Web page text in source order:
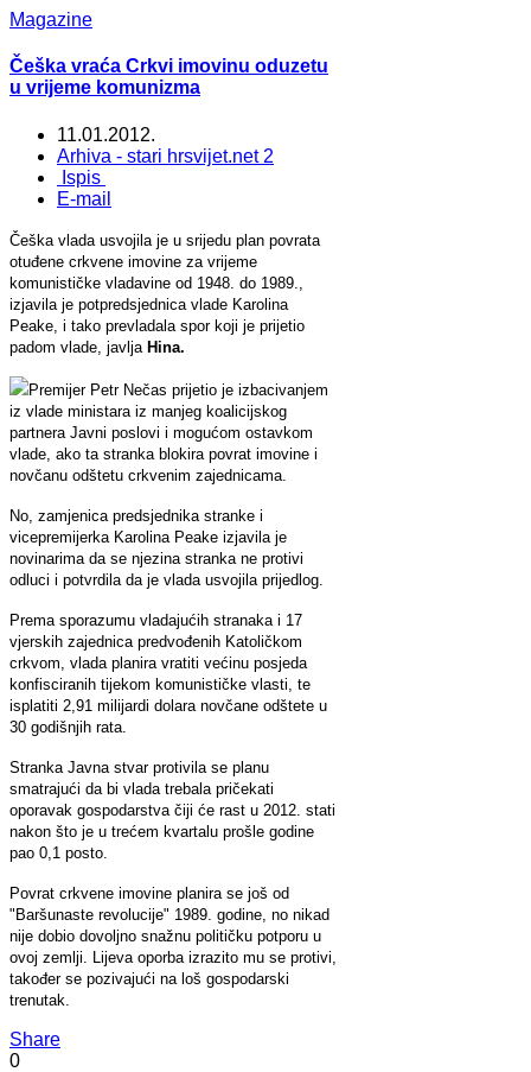
Magazine
Češka vraća Crkvi imovinu oduzetu
u vrijeme komunizma
11.01.2012.
Arhiva - stari hrsvijet.net 2
Ispis
E-mail
Češka vlada usvojila je u srijedu plan povrata
otuđene crkvene imovine za vrijeme
komunističke vladavine od 1948. do 1989.,
izjavila je potpredsjednica vlade Karolina
Peake, i tako prevladala spor koji je prijetio
padom vlade, javlja Hina.
Premijer Petr Nečas prijetio je izbacivanjem
iz vlade ministara iz manjeg koalicijskog
partnera Javni poslovi i mogućom ostavkom
vlade, ako ta stranka blokira povrat imovine i
novčanu odštetu crkvenim zajednicama.
No, zamjenica predsjednika stranke i
vicepremijerka Karolina Peake izjavila je
novinarima da se njezina stranka ne protivi
odluci i potvrdila da je vlada usvojila prijedlog.
Prema sporazumu vladajućih stranaka i 17
vjerskih zajednica predvođenih Katoličkom
crkvom, vlada planira vratiti većinu posjeda
konfisciranih tijekom komunističke vlasti, te
isplatiti 2,91 milijardi dolara novčane odštete u
30 godišnjih rata.
Stranka Javna stvar protivila se planu
smatrajući da bi vlada trebala pričekati
oporavak gospodarstva čiji će rast u 2012. stati
nakon što je u trećem kvartalu prošle godine
pao 0,1 posto.
Povrat crkvene imovine planira se još od
"Baršunaste revolucije" 1989. godine, no nikad
nije dobio dovoljno snažnu političku potporu u
ovoj zemlji. Lijeva oporba izrazito mu se protivi,
također se pozivajući na loš gospodarski
trenutak.
Share
0